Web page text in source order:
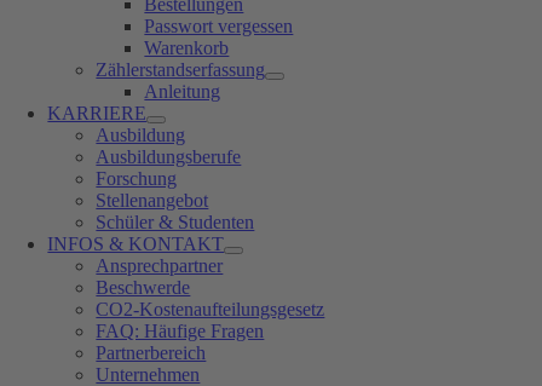
Bestellungen
Passwort vergessen
Warenkorb
Zählerstandserfassung
Anleitung
KARRIERE
Ausbildung
Ausbildungsberufe
Forschung
Stellenangebot
Schüler & Studenten
INFOS & KONTAKT
Ansprechpartner
Beschwerde
CO2-Kostenaufteilungsgesetz
FAQ: Häufige Fragen
Partnerbereich
Unternehmen